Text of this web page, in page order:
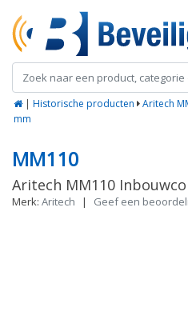
| Historische producten
Aritech
mm
MM110
Aritech MM110
Merk: Aritech | Geef een